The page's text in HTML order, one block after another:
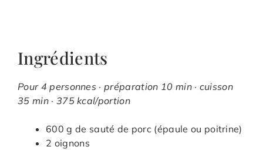
Ingrédients
Pour 4 personnes · préparation 10 min · cuisson
35 min · 375 kcal/portion
600 g de sauté de porc (épaule ou poitrine)
2 oignons